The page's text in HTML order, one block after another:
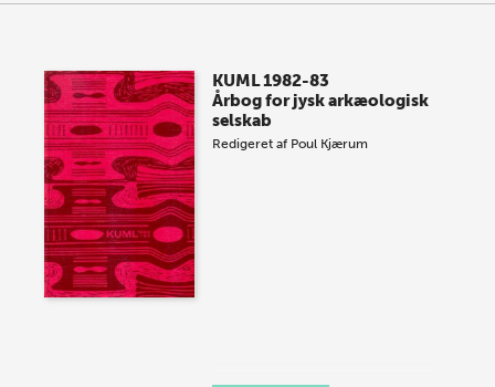
KUML 1982-83
Årbog for jysk arkæologisk
selskab
Redigeret af Poul Kjærum